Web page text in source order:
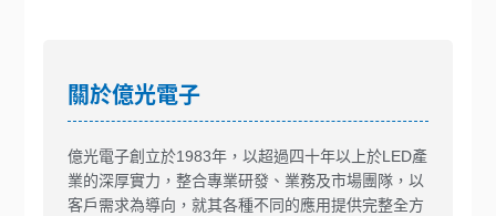
關於億光電子
億光電子創立於1983年，以超過四十年以上於LED產
業的深厚實力，整合專業研發、業務及市場團隊，以
客戶需求為導向，就其各種不同的應用提供完整全方